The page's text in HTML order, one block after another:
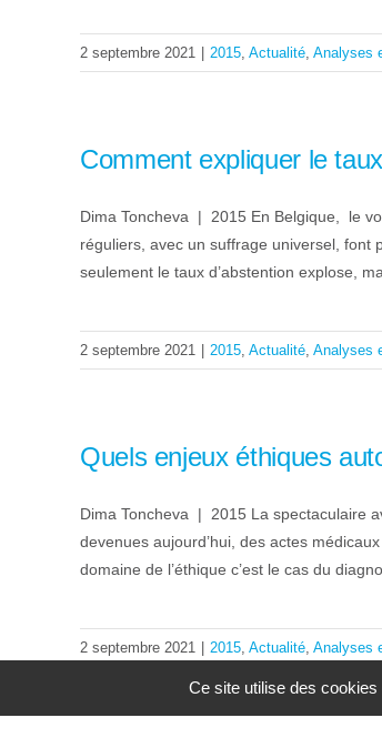
2 septembre 2021 2015, Actualité, Analyses
Comment expliquer le
Dima Toncheva | 2015 En Belgique, le
réguliers, avec un suffrage universel, font
seulement le taux d’abstention explose,
2 septembre 2021 2015, Actualité, Analyses
Quels enjeux éthiques
Dima Toncheva | 2015 La spectaculaire
devenues aujourd’hui, des actes
domaine de l’éthique c’est le cas du
2 septembre 2021 2015, Actualité, Analyses
Ce site utilise des